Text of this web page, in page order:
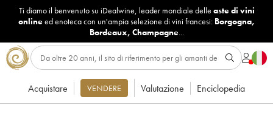
Ti diamo il benvenuto su iDealwine, leader mondiale delle aste di vini
onlineed enoteca con un'ampia selezione di vini francesi: Borgogna,
Bordeaux, Champagne...
Acquistare VENDERE Valutazione Enciclopedia